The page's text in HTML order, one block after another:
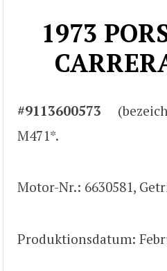
1973
#9113600573
M471*.
Motor-Nr.: 6630581,
Produktionsdatum: